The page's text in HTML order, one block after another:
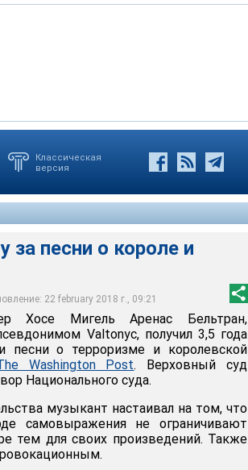
Классическая
версия
за песни о короле и
22 february 2018 г., 09:21
и террористах
Хосе Мигель Аренас Бельтран,
Valtonyc, получил 3,5 года
о терроризме и королевской
Washington Post. Верховный суд
Национального суда.
музыкант настаивал на том, что
самовыражения не ограничивают
тем для своих произведений. Также